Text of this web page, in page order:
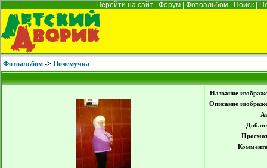
Перейти на сайт Форум Фотоальбом Поиск
Фотоальбом -> Почемучка
Название
Описание